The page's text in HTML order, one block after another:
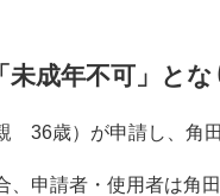
未成年不可」 とな
36歳）が申請し、角
申請者・使用者は角田